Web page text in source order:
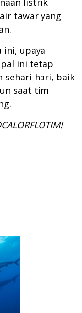
tawar yang
ini, upaya
ini tetap
sehari-hari, baik
saat tim